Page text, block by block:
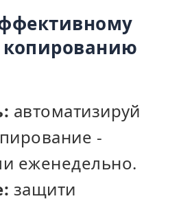
копированию
автоматизируй
-
еженедельно.
защити